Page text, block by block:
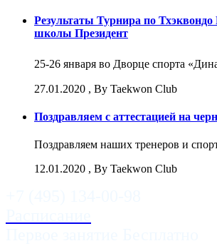
Результаты Турнира по
школы Президент
25-26 января во Дворце спорта
27.01.2020 , By Taekwon Club
Поздравляем с аттестацией на
Поздравляем наших тренеров и
12.01.2020 , By Taekwon Club